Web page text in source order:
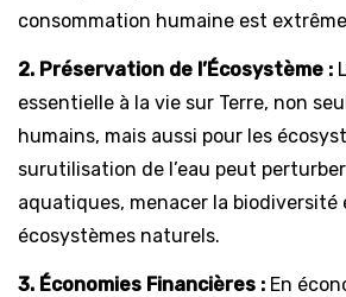
consommation humaine est
2. Préservation de l’Écosystème :
essentielle à la vie sur Terre, non
humains, mais aussi pour les
surutilisation de l’eau peut
aquatiques, menacer la biodiversité
écosystèmes naturels.
3. Économies Financières : En